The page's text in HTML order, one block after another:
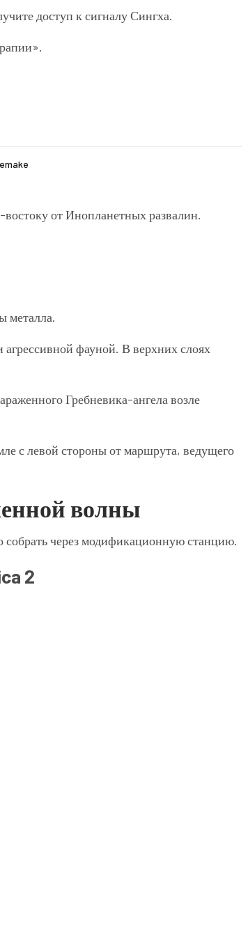
доступ к сигналу Сингха.
от Инопланетных развалин.
металла.
фауной. В верхних слоях
Гребневика-ангела возле
с левой стороны от маршрута, ведущего
волны
через модификационную станцию.